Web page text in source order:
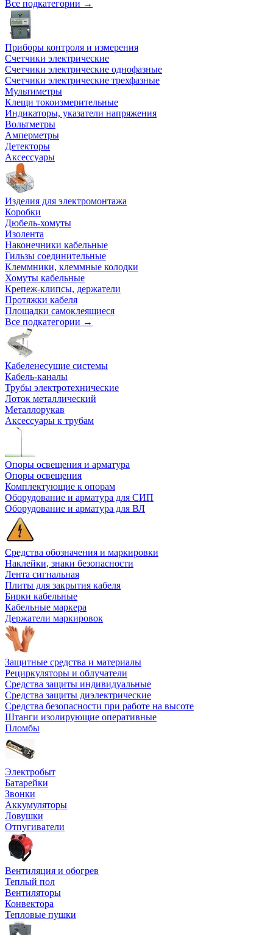
Все подкатегории →
Приборы контроля и измерения
Счетчики электрические
Счетчики электрические однофазные
Счетчики электрические трехфазные
Мультиметры
Клещи токоизмерительные
Индикаторы, указатели напряжения
Вольтметры
Амперметры
Детекторы
Аксессуары
Изделия для электромонтажа
Коробки
Дюбель-хомуты
Изолента
Наконечники кабельные
Гильзы соединительные
Клеммники, клеммные колодки
Хомуты кабельные
Крепеж-клипсы, держатели
Протяжки кабеля
Площадки самоклеящиеся
Все подкатегории →
Кабеленесущие системы
Кабель-каналы
Трубы электротехнические
Лоток металлический
Металлорукав
Аксессуары к трубам
Опоры освещения и арматура
Опоры освещения
Комплектующие к опорам
Оборудование и арматура для СИП
Оборудование и арматура для ВЛ
Средства обозначения и маркировки
Наклейки, знаки безопасности
Лента сигнальная
Плиты для закрытия кабеля
Бирки кабельные
Кабельные маркера
Держатели маркировок
Защитные средства и материалы
Рециркуляторы и облучатели
Средства защиты индивидуальные
Средства защиты диэлектрические
Средства безопасности при работе на высоте
Штанги изолирующие оперативные
Пломбы
Электробыт
Батарейки
Звонки
Аккумуляторы
Ловушки
Отпугиватели
Вентиляция и обогрев
Теплый пол
Вентиляторы
Конвектора
Тепловые пушки